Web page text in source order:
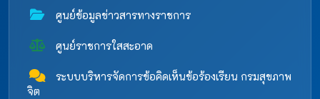
ศูนย์ข้อมูลข่าวสารทางราชการ
ศูนย์ราชการใสสะอาด
ระบบบริหารจัดการข้อคิดเห็นข้อร้องเรียน กรมสุขภาพ
จิต